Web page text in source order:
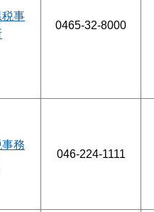
事
0465-32-8000
務
046-224-1111